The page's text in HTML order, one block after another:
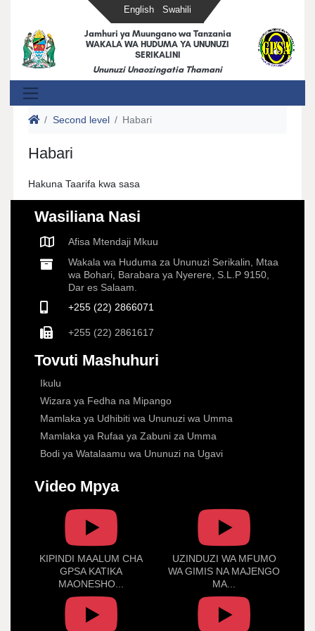
Swahili
English
Jamhuri ya Muungano wa Tanzania
WAKALA WA HUDUMA YA UNUNUZI
SERIKALINI
Ununuzi Unaozingatia Thamani
Second level Habari
Habari
Hakuna Taarifa kwa sasa
Wasiliana Nasi
Afisa Mtendaji Mkuu
Wakala wa Huduma za Ununuzi Serikalin, Mtaa
wa Bohari, Barabara ya Nyerere, S.L.P 9150,
Dar es Salaam.
+255 (22) 2866071
+255 (22) 2861617
Tovuti Mashuhuri
Ikulu
Wizara ya Fedha na Mipango
Mamlaka ya Udhibiti wa Ununuzi wa Umma
Mamlaka ya Rufaa ya Zabuni za Umma
Bodi ya Watalaamu wa Ununuzi na Ugavi
Video Mpya
KIPINDI MAALUM CHA
GPSA KATIKA
MAONESHO...
UZINDUZI WA MFUMO
WA GIMIS NA MAJENGO
MA...